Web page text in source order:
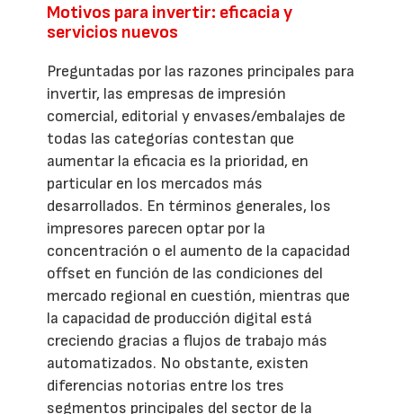
Motivos para invertir: eficacia y
servicios nuevos
Preguntadas por las razones principales para
invertir, las empresas de impresión
comercial, editorial y envases/embalajes de
todas las categorías contestan que
aumentar la eficacia es la prioridad, en
particular en los mercados más
desarrollados. En términos generales, los
impresores parecen optar por la
concentración o el aumento de la capacidad
offset en función de las condiciones del
mercado regional en cuestión, mientras que
la capacidad de producción digital está
creciendo gracias a flujos de trabajo más
automatizados. No obstante, existen
diferencias notorias entre los tres
segmentos principales del sector de la